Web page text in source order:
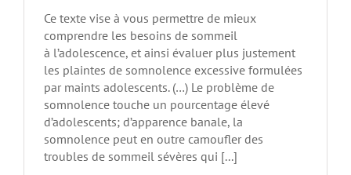
Ce texte vise à vous permettre de mieux
comprendre les besoins de sommeil
à l’adolescence, et ainsi évaluer plus justement
les plaintes de somnolence excessive formulées
par maints adolescents. (…) Le problème de
somnolence touche un pourcentage élevé
d’adolescents; d’apparence banale, la
somnolence peut en outre camoufler des
troubles de sommeil sévères qui [...]